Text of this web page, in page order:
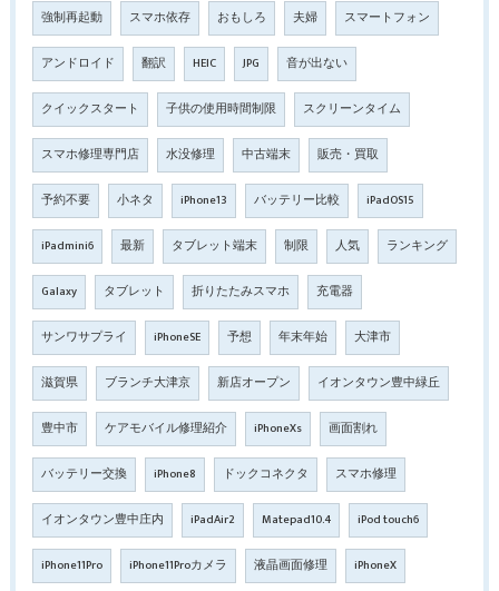
強制再起動 スマホ依存 おもしろ 夫婦 スマートフォン
アンドロイド 翻訳 HEIC JPG 音が出ない
クイックスタート 子供の使用時間制限 スクリーンタイム
スマホ修理専門店 水没修理 中古端末 販売・買取
予約不要 小ネタ iPhone13 バッテリー比較 iPadOS15
iPadmini6 最新 タブレット端末 制限 人気 ランキング
Galaxy タブレット 折りたたみスマホ 充電器
サンワサプライ iPhoneSE 予想 年末年始 大津市
滋賀県 ブランチ大津京 新店オープン イオンタウン豊中緑丘
豊中市 ケアモバイル修理紹介 iPhoneXs 画面割れ
バッテリー交換 iPhone8 ドックコネクタ スマホ修理
イオンタウン豊中庄内 iPadAir2 Matepad10.4 iPod touch6
iPhone11Pro iPhone11Proカメラ 液晶画面修理 iPhoneX